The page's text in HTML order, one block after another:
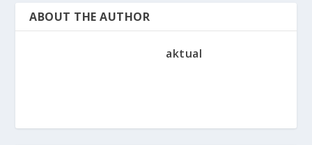
ABOUT THE AUTHOR
aktual